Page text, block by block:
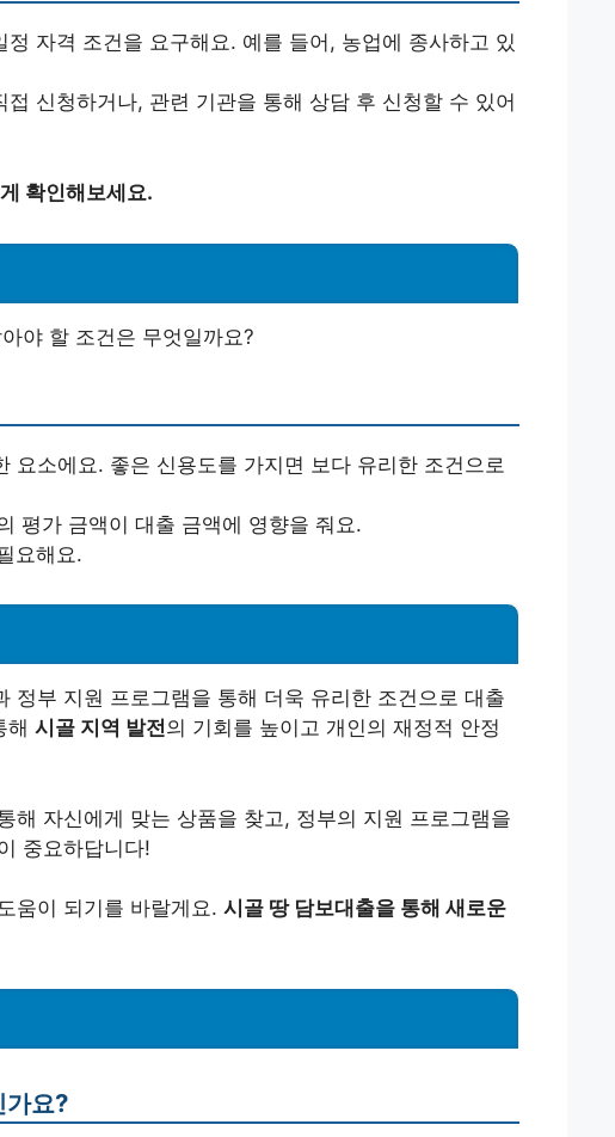
정 자격 조건을 요구해요. 예를 들어, 농업에 종사하고 있
접 신청하거나, 관련 기관을 통해 상담 후 신청할 수 있어
확인해보세요.
야 할 조건은 무엇일까요?
요소에요. 좋은 신용도를 가지면 보다 유리한 조건으로
평가 금액이 대출 금액에 영향을 줘요.
요해요.
정부 지원 프로그램을 통해 더욱 유리한 조건으로 대출
해 시골 지역 발전의 기회를 높이고 개인의 재정적 안정
해 자신에게 맞는 상품을 찾고, 정부의 지원 프로그램을
중요하답니다!
움이 되기를 바랄게요. 시골 땅 담보대출을 통해 새로운
가요?